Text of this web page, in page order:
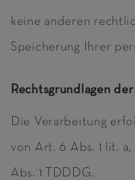
keine anderen
Speicherung Ihrer
Rechtsgrundlagen
Die Verarbeitung
von Art. 6 Abs. 1 lit.
Abs. 1 TDDDG.